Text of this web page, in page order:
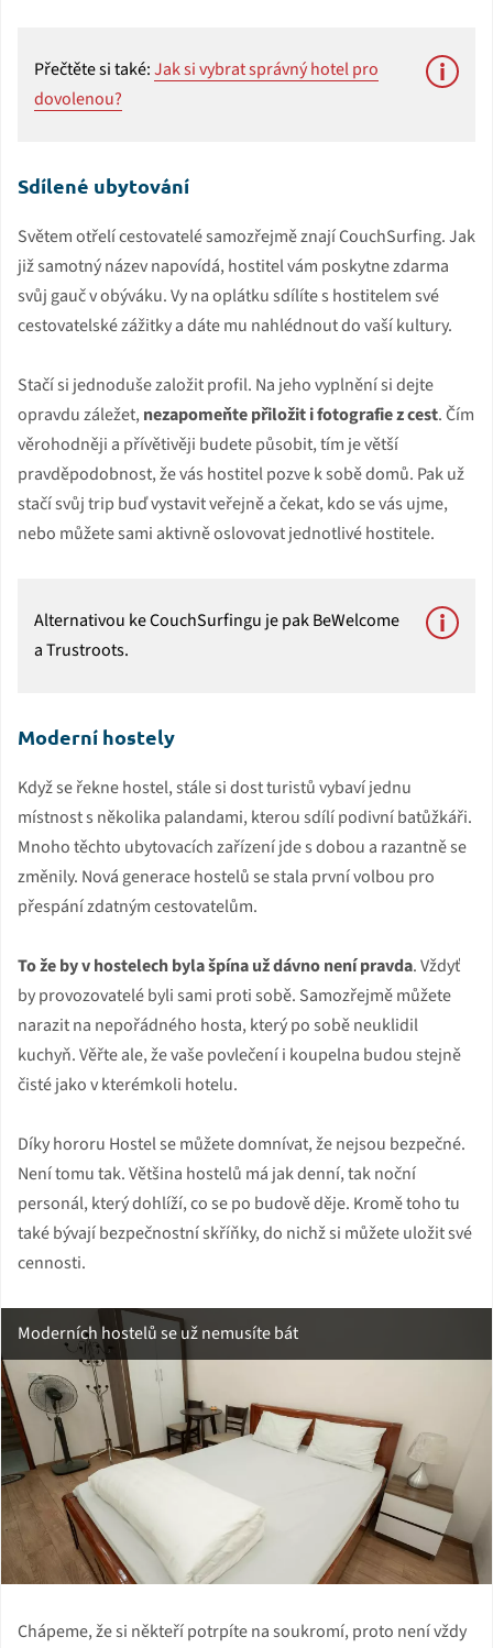
Přečtěte si také:Jak si vybrat správný hotel pro
dovolenou?
Sdílené ubytování
Světem otřelí cestovatelé samozřejmě znají CouchSurfing. Jak
již samotný název napovídá, hostitel vám poskytne zdarma
svůj gauč v obýváku. Vy na oplátku sdílíte s hostitelem své
cestovatelské zážitky a dáte mu nahlédnout do vaší kultury.
Stačí si jednoduše založit profil. Na jeho vyplnění si dejte
opravdu záležet, nezapomeňte přiložit i fotografie z cest. Čím
věrohodněji a přívětivěji budete působit, tím je větší
pravděpodobnost, že vás hostitel pozve k sobě domů. Pak už
stačí svůj trip buď vystavit veřejně a čekat, kdo se vás ujme,
nebo můžete sami aktivně oslovovat jednotlivé hostitele.
Alternativou ke CouchSurfingu je pak BeWelcome
a Trustroots.
Moderní hostely
Když se řekne hostel, stále si dost turistů vybaví jednu
místnost s několika palandami, kterou sdílí podivní batůžkáři.
Mnoho těchto ubytovacích zařízení jde s dobou a razantně se
změnily. Nová generace hostelů se stala první volbou pro
přespání zdatným cestovatelům.
To že by v hostelech byla špína už dávno není pravda. Vždyť
by provozovatelé byli sami proti sobě. Samozřejmě můžete
narazit na nepořádného hosta, který po sobě neuklidil
kuchyň. Věřte ale, že vaše povlečení i koupelna budou stejně
čisté jako v kterémkoli hotelu.
Díky hororu Hostel se můžete domnívat, že nejsou bezpečné.
Není tomu tak. Většina hostelů má jak denní, tak noční
personál, který dohlíží, co se po budově děje. Kromě toho tu
také bývají bezpečnostní skříňky, do nichž si můžete uložit své
cennosti.
Moderních hostelů se už nemusíte bát
Chápeme, že si někteří potrpíte na soukromí, proto není vždy